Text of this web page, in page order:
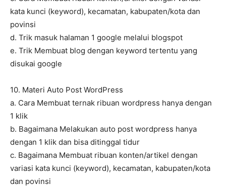
kata kunci (keyword), kecamatan, kabupaten/kota dan
povinsi
d. Trik masuk halaman 1 google melalui blogspot
e. Trik Membuat blog dengan keyword tertentu yang
disukai google
10. Materi Auto Post WordPress
a. Cara Membuat ternak ribuan wordpress hanya dengan
1 klik
b. Bagaimana Melakukan auto post wordpress hanya
dengan 1 klik dan bisa ditinggal tidur
c. Bagaimana Membuat ribuan konten/artikel dengan
variasi kata kunci (keyword), kecamatan, kabupaten/kota
dan povinsi